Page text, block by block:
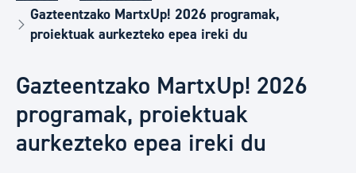
Gazteentzako MartxUp! 2026 programak,
proiektuak aurkezteko epea ireki du
Gazteentzako MartxUp! 2026
programak, proiektuak
aurkezteko epea ireki du